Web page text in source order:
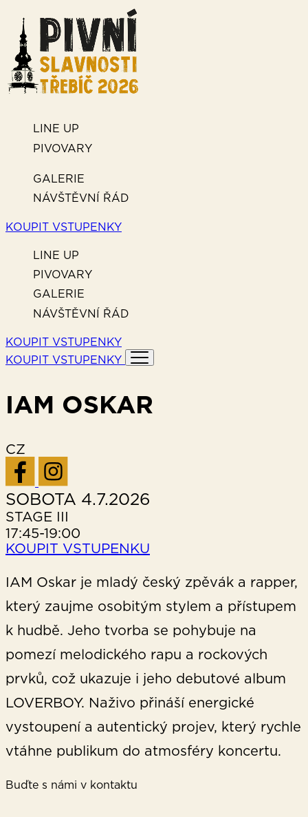
LINE UP
PIVOVARY
GALERIE
NÁVŠTĚVNÍ ŘÁD
KOUPIT VSTUPENKY
LINE UP
PIVOVARY
GALERIE
NÁVŠTĚVNÍ ŘÁD
KOUPIT VSTUPENKY
KOUPIT VSTUPENKY
IAM OSKAR
CZ
SOBOTA 4.7.2026
STAGE III
17:45-19:00
KOUPIT VSTUPENKU
IAM Oskar je mladý český zpěvák a rapper,
který zaujme osobitým stylem a přístupem
k hudbě. Jeho tvorba se pohybuje na
pomezí melodického rapu a rockových
prvků, což ukazuje i jeho debutové album
LOVERBOY. Naživo přináší energické
vystoupení a autentický projev, který rychle
vtáhne publikum do atmosféry koncertu.
Buďte s námi v kontaktu